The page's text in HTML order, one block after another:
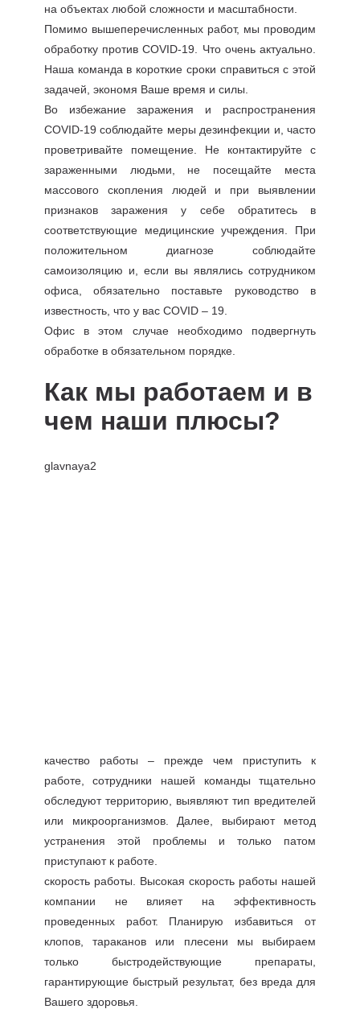
на объектах любой сложности и масштабности.
Помимо вышеперечисленных работ, мы проводим
обработку против COVID-19. Что очень актуально.
Наша команда в короткие сроки справиться с этой
задачей, экономя Ваше время и силы.
Во избежание заражения и распространения
COVID-19 соблюдайте меры дезинфекции и, часто
проветривайте помещение. Не контактируйте с
зараженными людьми, не посещайте места
массового скопления людей и при выявлении
признаков заражения у себе обратитесь в
соответствующие медицинские учреждения. При
положительном диагнозе соблюдайте
самоизоляцию и, если вы являлись сотрудником
офиса, обязательно поставьте руководство в
известность, что у вас COVID – 19.
Офис в этом случае необходимо подвергнуть
обработке в обязательном порядке.
Как мы работаем и в
чем наши плюсы?
качество работы – прежде чем приступить к
работе, сотрудники нашей команды тщательно
обследуют территорию, выявляют тип вредителей
или микроорганизмов. Далее, выбирают метод
устранения этой проблемы и только патом
приступают к работе.
скорость работы. Высокая скорость работы нашей
компании не влияет на эффективность
проведенных работ. Планирую избавиться от
клопов, тараканов или плесени мы выбираем
только быстродействующие препараты,
гарантирующие быстрый результат, без вреда для
Вашего здоровья.